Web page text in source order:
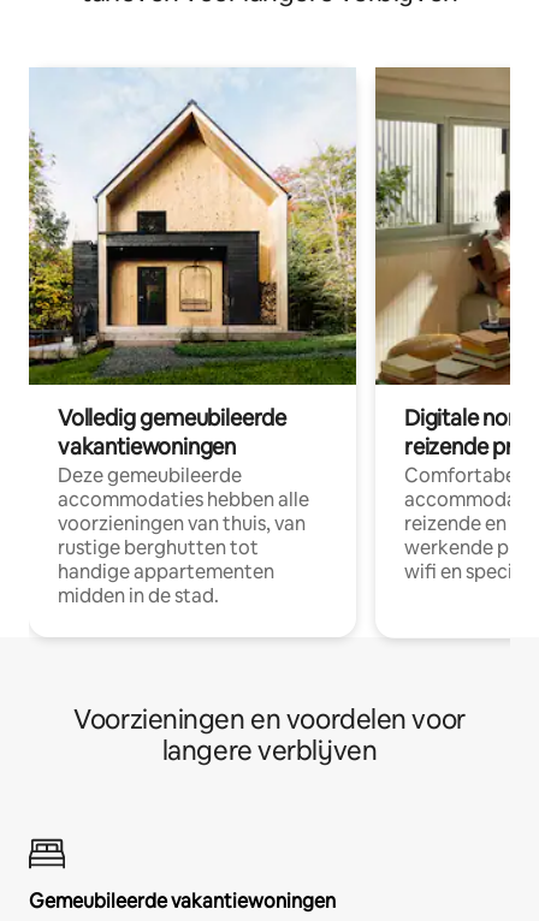
Volledig gemeubileerde
vakantiewoningen
Deze gemeubileerde
accommodaties hebben alle
voorzieningen van thuis, van
rustige berghutten tot
handige appartementen
midden in de stad.
Digitale
reizende
Comfortabele
reizende en
werkende
wifi en
Voorzieningen en voordelen voor
langere verblijven
Gemeubileerde vakantiewoningen